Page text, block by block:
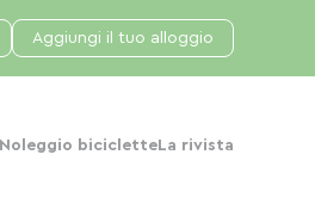
Noleggio biciclette La rivista
Aggiungi il tuo alloggio